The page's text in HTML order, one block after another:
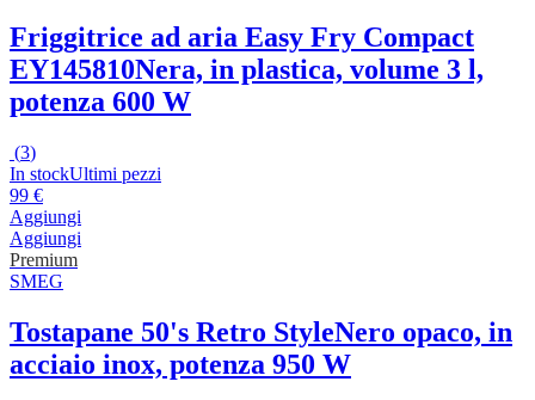
Friggitrice ad aria Easy Fry Compact
EY145810Nera, in plastica, volume 3 l,
potenza 600 W
(3)
In stockUltimi pezzi
99 €
Aggiungi
Aggiungi
Premium
SMEG
Tostapane 50's Retro StyleNero opaco, in
acciaio inox, potenza 950 W